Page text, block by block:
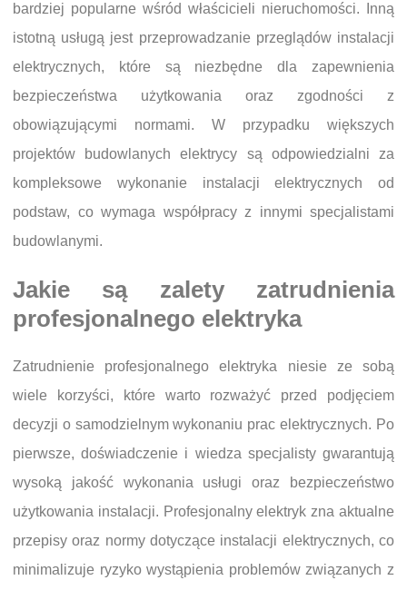
bardziej popularne wśród właścicieli nieruchomości. Inną
istotną usługą jest przeprowadzanie przeglądów instalacji
elektrycznych, które są niezbędne dla zapewnienia
bezpieczeństwa użytkowania oraz zgodności z
obowiązującymi normami. W przypadku większych
projektów budowlanych elektrycy są odpowiedzialni za
kompleksowe wykonanie instalacji elektrycznych od
podstaw, co wymaga współpracy z innymi specjalistami
budowlanymi.
Jakie są zalety zatrudnienia
profesjonalnego elektryka
Zatrudnienie profesjonalnego elektryka niesie ze sobą
wiele korzyści, które warto rozważyć przed podjęciem
decyzji o samodzielnym wykonaniu prac elektrycznych. Po
pierwsze, doświadczenie i wiedza specjalisty gwarantują
wysoką jakość wykonania usługi oraz bezpieczeństwo
użytkowania instalacji. Profesjonalny elektryk zna aktualne
przepisy oraz normy dotyczące instalacji elektrycznych, co
minimalizuje ryzyko wystąpienia problemów związanych z